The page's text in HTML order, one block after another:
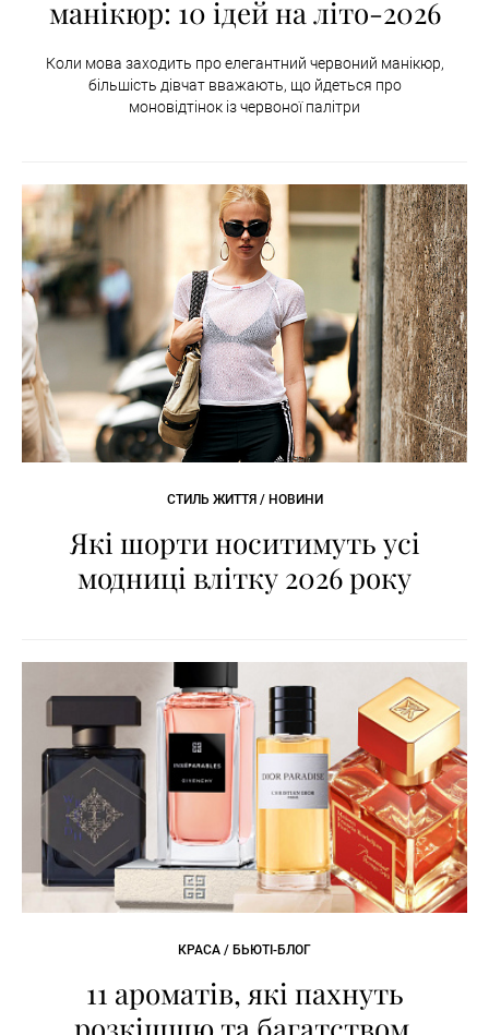
манікюр: 10 ідей на літо-2026
Коли мова заходить про елегантний червоний манікюр,
більшість дівчат вважають, що йдеться про
моновідтінок із червоної палітри
СТИЛЬ ЖИТТЯ / НОВИНИ
Які шорти носитимуть усі
модниці влітку 2026 року
КРАСА / БЬЮТІ-БЛОГ
11 ароматів, які пахнуть